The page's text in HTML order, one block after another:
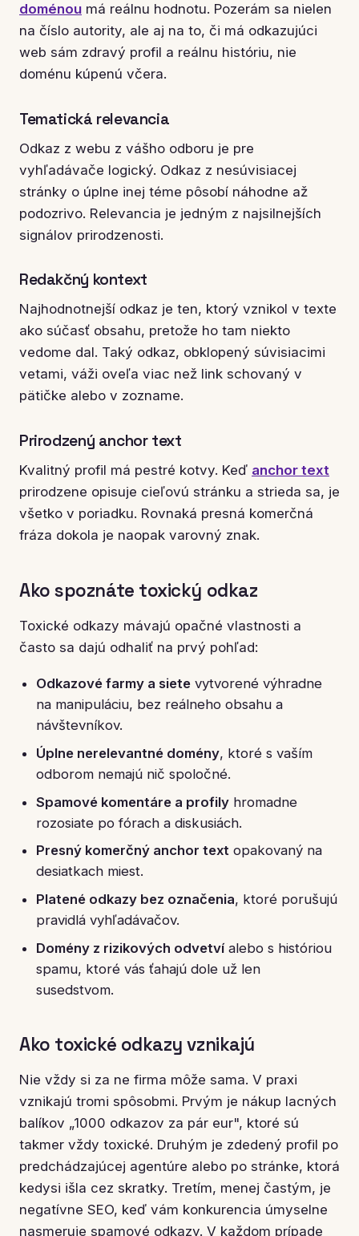
doménou má reálnu hodnotu. Pozerám sa nielen
na číslo autority, ale aj na to, či má odkazujúci
web sám zdravý profil a reálnu históriu, nie
doménu kúpenú včera.
Tematická relevancia
Odkaz z webu z vášho odboru je pre
vyhľadávače logický. Odkaz z nesúvisiacej
stránky o úplne inej téme pôsobí náhodne až
podozrivo. Relevancia je jedným z najsilnejších
signálov prirodzenosti.
Redakčný kontext
Najhodnotnejší odkaz je ten, ktorý vznikol v texte
ako súčasť obsahu, pretože ho tam niekto
vedome dal. Taký odkaz, obklopený súvisiacimi
vetami, váži oveľa viac než link schovaný v
pätičke alebo v zozname.
Prirodzený anchor text
Kvalitný profil má pestré kotvy. Keď anchor text
prirodzene opisuje cieľovú stránku a strieda sa, je
všetko v poriadku. Rovnaká presná komerčná
fráza dokola je naopak varovný znak.
Ako spoznáte toxický odkaz
Toxické odkazy mávajú opačné vlastnosti a
často sa dajú odhaliť na prvý pohľad:
Odkazové farmy a sietevytvorené výhradne
na manipuláciu, bez reálneho obsahu a
návštevníkov.
Úplne nerelevantné domény, ktoré s vaším
odborom nemajú nič spoločné.
Spamové komentáre a profilyhromadne
rozosiate po fórach a diskusiách.
Presný komerčný anchor textopakovaný na
desiatkach miest.
Platené odkazy bez označenia, ktoré porušujú
pravidlá vyhľadávačov.
Domény z rizikových odvetvíalebo s históriou
spamu, ktoré vás ťahajú dole už len
susedstvom.
Ako toxické odkazy vznikajú
Nie vždy si za ne firma môže sama. V praxi
vznikajú tromi spôsobmi. Prvým je nákup lacných
balíkov „1000 odkazov za pár eur", ktoré sú
takmer vždy toxické. Druhým je zdedený profil po
predchádzajúcej agentúre alebo po stránke, ktorá
kedysi išla cez skratky. Tretím, menej častým, je
negatívne SEO, keď vám konkurencia úmyselne
nasmeruje spamové odkazy. V každom prípade